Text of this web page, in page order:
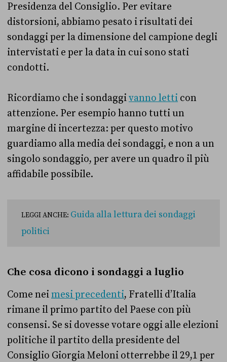
Presidenza del Consiglio. Per evitare
distorsioni, abbiamo pesato i risultati dei
sondaggi per la dimensione del campione degli
intervistati e per la data in cui sono stati
condotti.
Ricordiamo che i sondaggivanno letti con
attenzione. Per esempio hanno tutti un
margine di incertezza: per questo motivo
guardiamo alla media dei sondaggi, e non a un
singolo sondaggio, per avere un quadro il più
affidabile possibile.
LEGGI ANCHE: Guida alla lettura dei sondaggi
politici
Che cosa dicono i sondaggi a luglio
Come neimesi precedenti, Fratelli d’Italia
rimane il primo partito del Paese con più
consensi. Se si dovesse votare oggi alle elezioni
politiche il partito della presidente del
Consiglio Giorgia Meloni otterrebbe il 29,1 per